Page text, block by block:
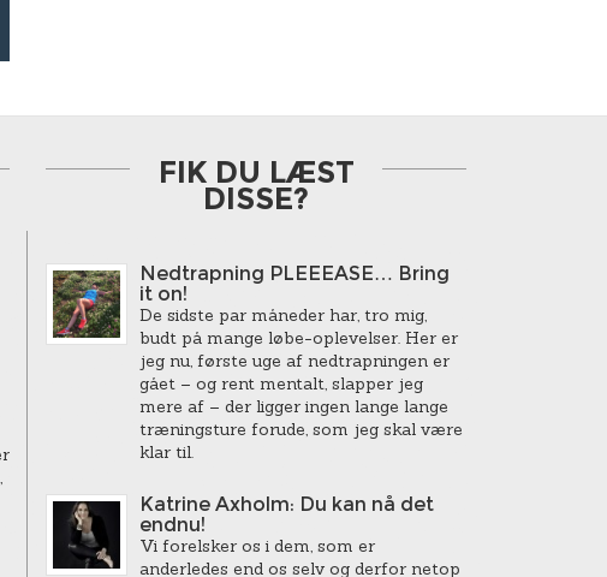
FIK DU LÆST
DISSE?
Nedtrapning PLEEEASE… Bring
it on!
De sidste par måneder har, tro mig,
budt på mange løbe-oplevelser. Her er
jeg nu, første uge af nedtrapningen er
gået – og rent mentalt, slapper jeg
mere af – der ligger ingen lange lange
træningsture forude, som jeg skal være
klar til.
Katrine Axholm: Du kan nå det
endnu!
Vi forelsker os i dem, som er
anderledes end os selv og derfor netop